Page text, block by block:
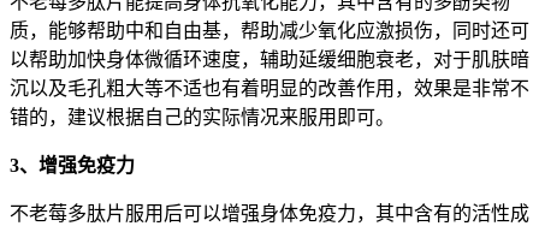
质，能够帮助中和自由基，帮助减少氧化应激损伤，同时还可
以帮助加快身体微循环速度，辅助延缓细胞衰老，对于肌肤暗
沉以及毛孔粗大等不适也有着明显的改善作用，效果是非常不
错的，建议根据自己的实际情况来服用即可。
3、增强免疫力
不老莓多肽片服用后可以增强身体免疫力，其中含有的活性成